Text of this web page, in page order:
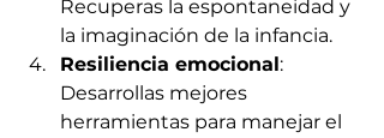
Recuperas la espontaneidad y
la imaginación de la infancia.
Resiliencia emocional:
Desarrollas mejores
herramientas para manejar el